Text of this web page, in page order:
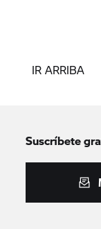
IR ARRIBA
Suscríbete